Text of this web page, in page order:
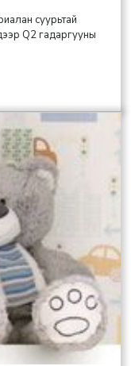
суурьтай
Q2 гадаргууны